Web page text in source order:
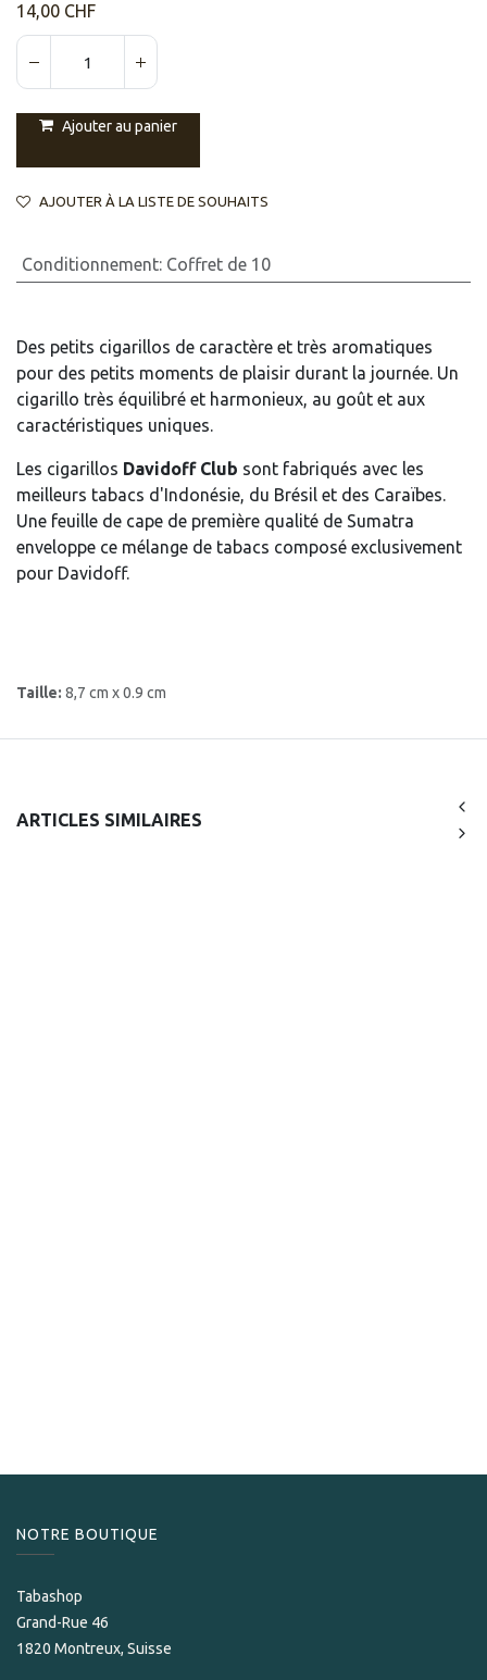
14,00 CHF
Ajouter au panier
AJOUTER À LA LISTE DE SOUHAITS
Conditionnement: Coffret de 10
Des petits cigarillos de caractère et très aromatiques
pour des petits moments de plaisir durant la journée. Un
cigarillo très équilibré et harmonieux, au goût et aux
caractéristiques uniques.
Les cigarillos Davidoff Club sont fabriqués avec les
meilleurs tabacs d'Indonésie, du Brésil et des Caraïbes.
Une feuille de cape de première qualité de Sumatra
enveloppe ce mélange de tabacs composé exclusivement
pour Davidoff.
Taille: 8,7 cm x 0.9 cm
ARTICLES SIMILAIRES
NOTRE BOUTIQUE
Tabashop
Grand-Rue 46
1820 Montreux, Suisse